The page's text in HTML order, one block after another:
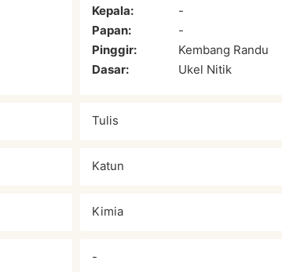
Kepala:
-
Papan:
-
Pinggir:
Kembang Randu
Dasar:
Ukel Nitik
Tulis
Katun
Kimia
-